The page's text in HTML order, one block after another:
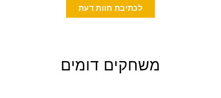
לכתיבת חוות דעת
משחקים דומים